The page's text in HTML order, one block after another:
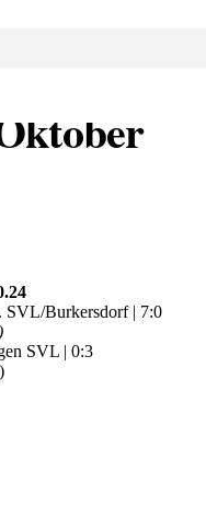
SVL/Burkersdorf | 7:0
SVL | 0:3